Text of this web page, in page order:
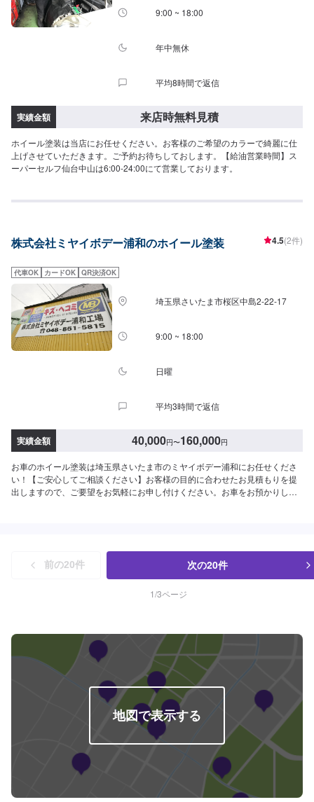
9:00 ~ 18:00
年中無休
平均8時間で返信
実績金額 来店時無料見積
ホイール塗装は当店にお任せください。お客様のご希望のカラーで綺麗に仕
上げさせていただきます。ご予約お待ちしておします。【給油営業時間】ス
ーパーセルフ仙台中山は6:00-24:00にて営業しております。
株式会社ミヤイボデー浦和のホイール塗装 4.5(2件)
代車OK カードOK QR決済OK
埼玉県さいたま市桜区中島2-22-17
9:00 ~ 18:00
日曜
平均3時間で返信
実績金額 40,000円〜160,000円
お車のホイール塗装は埼玉県さいたま市のミヤイボデー浦和にお任せくださ
い！【ご安心してご相談ください】お客様の目的に合わせたお見積もりを提
出しますので、ご要望をお気軽にお申し付けください。お車をお預かりし
素材やメーカー、ご要望などによって対応できかねる場合もございます。オ
ファーをいただいた後、ご入庫いただき、実車確認を経てお見積もりや作業
の可否をお伝えいたします。お気軽にご相談ください。【作業の流れ】【1】
お問い合わせ【2】車の確認・お見積もりの作成【3】車のお預かり【4】修
ETC、ナビが付いております。※代車の燃料代はお客様にご負担いただいてお
ります。【定休日・営業時間】定休日：不定休日曜日はお問い合わせくださ
い。営業時間：9:00~18:00
前の20件 次の20件
1/3ページ
地図で表示する